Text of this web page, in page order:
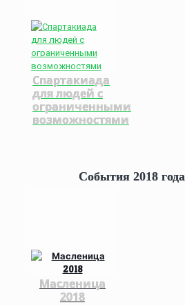
Спартакиада
для людей с
ограниченными
возможностями
События 2018 года
Масленица
2018